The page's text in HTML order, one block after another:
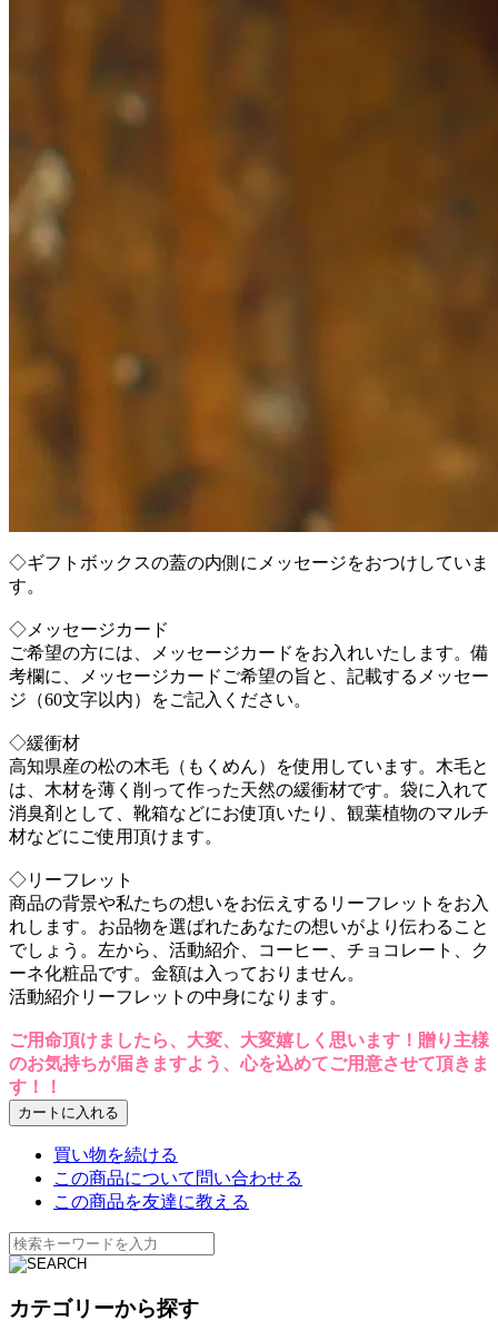
◇ギフトボックスの蓋の内側にメッセージをおつけしていま
す。
◇メッセージカード
ご希望の方には、メッセージカードをお入れいたします。備
考欄に、メッセージカードご希望の旨と、記載するメッセー
ジ（60文字以内）をご記入ください。
◇緩衝材
高知県産の松の木毛（もくめん）を使用しています。木毛と
は、木材を薄く削って作った天然の緩衝材です。袋に入れて
消臭剤として、靴箱などにお使頂いたり、観葉植物のマルチ
材などにご使用頂けます。
◇リーフレット
商品の背景や私たちの想いをお伝えするリーフレットをお入
れします。お品物を選ばれたあなたの想いがより伝わること
でしょう。左から、活動紹介、コーヒー、チョコレート、ク
ーネ化粧品です。金額は入っておりません。
活動紹介リーフレットの中身になります。
ご用命頂けましたら、大変、大変嬉しく思います！贈り主様
のお気持ちが届きますよう、心を込めてご用意させて頂きま
す！！
買い物を続ける
この商品について問い合わせる
この商品を友達に教える
カテゴリーから探す